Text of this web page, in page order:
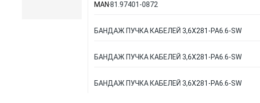
MAN 81.97401-0872
БАНДАЖ ПУЧКА КАБЕЛЕЙ 3,6X281-PA6.6-SW
БАНДАЖ ПУЧКА КАБЕЛЕЙ 3,6X281-PA6.6-SW
БАНДАЖ ПУЧКА КАБЕЛЕЙ 3,6X281-PA6.6-SW